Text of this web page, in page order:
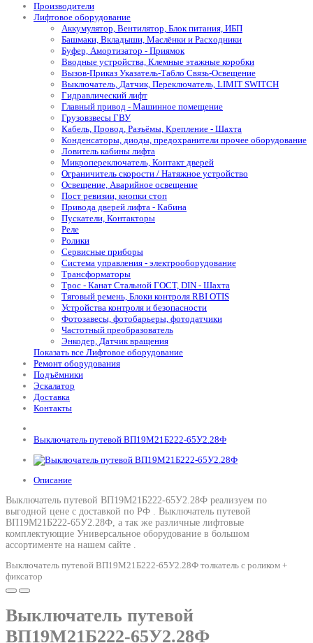
Производители
Лифтовое оборудование
Аккумулятор, Вентилятор, Блок питания, ИБП
Башмаки, Вкладыши, Маслёнки и Расходники
Буфер, Амортизатор - Приямок
Вводные устройства, Клемные этажные коробки
Вызов-Приказ Указатель-Табло Связь-Освещение
Выключатель, Датчик, Переключатель, LIMIT SWITCH
Гидравлический лифт
Главный привод - Машинное помещение
Грузовзвесы ГВУ
Кабель, Провод, Разъёмы, Крепление - Шахта
Конденсаторы, диоды, предохранители прочее оборудование
Ловитель кабины лифта
Микропереключатель, Контакт дверей
Ограничитель скорости / Натяжное устройство
Освещение, Аварийное освещение
Пост ревизии, кнопки стоп
Привода дверей лифта - Кабина
Пускатели, Контакторы
Реле
Ролики
Сервисные приборы
Система управления - электрооборудование
Трансформаторы
Трос - Канат Стальной ГОСТ, DIN - Шахта
Тяговый ремень, Блоки контроля RBI OTIS
Устройства контроля и безопасности
Фотозавесы, фотобарьеры, фотодатчики
Частотный преобразователь
Энкодер, Датчик вращения
Показать все Лифтовое оборудование
Ремонт оборудования
Подъёмники
Эскалатор
Доставка
Контакты
Выключатель путевой ВП19М21Б222-65У2.28Ф
Описание
Выключатель путевой ВП19М21Б222-65У2.28Ф реализуем по
выгодной цене с доставкой по РФ . Выключатель путевой
ВП19М21Б222-65У2.28Ф, а так же различные лифтовые
комплектующие Универсальное оборудование в большом
ассортименте на нашем сайте .
Выключатель путевой ВП19М21Б222-65У2.28Ф толкатель с роликом +
фиксатор
Выключатель путевой
ВП19М21Б222-65У2.28Ф